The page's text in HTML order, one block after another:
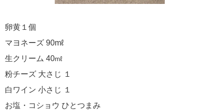
卵黄１個
マヨネーズ 90mℓ
生クリーム 40mℓ
粉チーズ 大さじ １
白ワイン 小さじ １
お塩・コショウ ひとつまみ